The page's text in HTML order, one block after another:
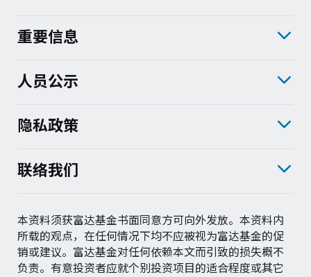
重要信息
人员公示
隐私政策
联络我们
本资料须获富达基金书面同意方可向外发放。本资料内
所载的观点，在任何情况下均不应被视为富达基金的促
销或建议。富达基金对任何依赖本文而引致的损失概不
负责。有意投资者应就个别投资项目的适合程度或其它